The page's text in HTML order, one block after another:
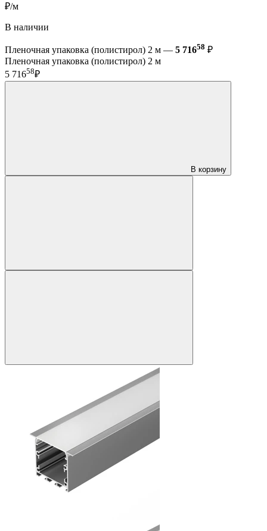
₽/м
В наличии
Пленочная упаковка (полистирол) 2 м — 5 71658 ₽
Пленочная упаковка (полистирол) 2 м
5 71658₽
В корзину